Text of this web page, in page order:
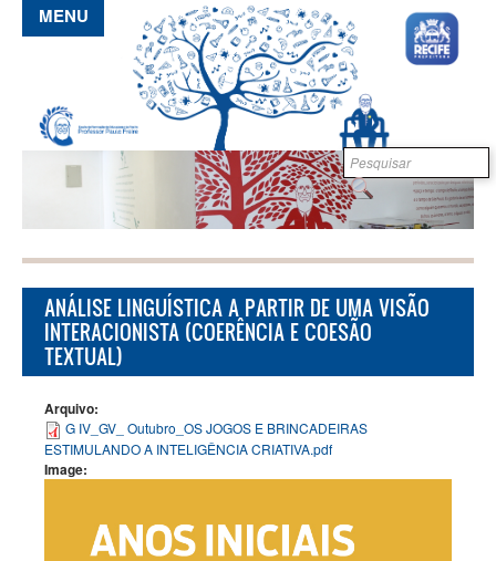
Pular para o conteúdo principal
Formulário de
busca
MENU
ANÁLISE LINGUÍSTICA A PARTIR DE UMA VISÃO
INTERACIONISTA (COERÊNCIA E COESÃO
TEXTUAL)
Arquivo:
G IV_GV_ Outubro_OS JOGOS E BRINCADEIRAS
ESTIMULANDO A INTELIGÊNCIA CRIATIVA.pdf
Image: